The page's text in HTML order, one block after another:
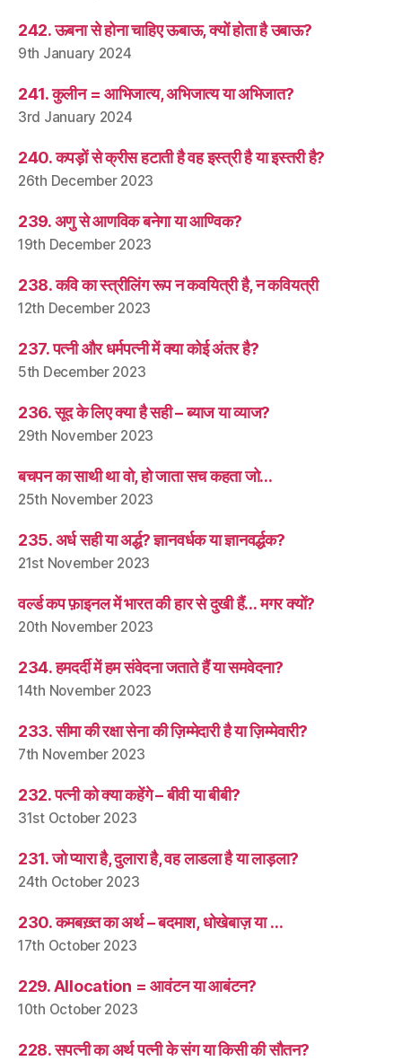
242. ऊबना से होना चाहिए ऊबाऊ, क्यों होता है उबाऊ?
9th January 2024
241. कुलीन = आभिजात्य, अभिजात्य या अभिजात?
3rd January 2024
240. कपड़ों से क्रीस हटाती है वह इस्त्री है या इस्तरी है?
26th December 2023
239. अणु से आणविक बनेगा या आण्विक?
19th December 2023
238. कवि का स्त्रीलिंग रूप न कवयित्री है, न कवियत्री
12th December 2023
237. पत्नी और धर्मपत्नी में क्या कोई अंतर है?
5th December 2023
236. सूद के लिए क्या है सही – ब्याज या व्याज?
29th November 2023
बचपन का साथी था वो, हो जाता सच कहता जो…
25th November 2023
235. अर्ध सही या अर्द्ध? ज्ञानवर्धक या ज्ञानवर्द्धक?
21st November 2023
वर्ल्ड कप फ़ाइनल में भारत की हार से दुखी हैं… मगर क्यों?
20th November 2023
234. हमदर्दी में हम संवेदना जताते हैं या समवेदना?
14th November 2023
233. सीमा की रक्षा सेना की ज़िम्मेदारी है या ज़िम्मेवारी?
7th November 2023
232. पत्नी को क्या कहेंगे – बीवी या बीबी?
31st October 2023
231. जो प्यारा है, दुलारा है, वह लाडला है या लाड़ला?
24th October 2023
230. कमबख़्त का अर्थ – बदमाश, धोखेबाज़ या …
17th October 2023
229. Allocation = आवंटन या आबंटन?
10th October 2023
228. सपत्नी का अर्थ पत्नी के संग या किसी की सौतन?